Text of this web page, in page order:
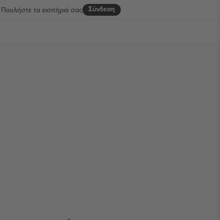
Σύνδεση
Πουλήστε τα εισιτήριά σας